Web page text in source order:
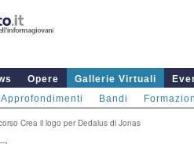
Opere Gallerie Virtuali
Approfondimenti Bandi
Crea il logo per Dedalus di Jonas